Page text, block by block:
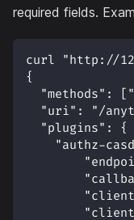
required fields.
curl "http://
{
"methods":
"uri": "/
  "plugins": {
"authz-